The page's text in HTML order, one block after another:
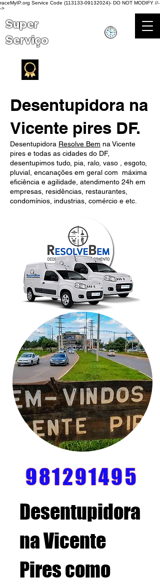
raceMyIP.org Service Code (113133-09132024)- DO NOT MODIFY //-
->
Super
Serviço
Desentupidora na
Vicente pires DF.
Desentupidora Resolve Bem na Vicente
pires e todas as cidades do DF,
desentupimos tudo, pia, ralo, vaso , esgoto,
pluvial, encanações em geral com máxima
eficiência e agilidade, atendimento 24h em
empresas, residências, restaurantes,
condomínios, industrias, comércio e etc.
981291495
Desentupidora
na Vicente
Pirescomo